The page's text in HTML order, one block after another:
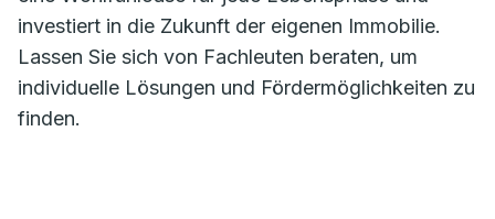
investiert in die Zukunft der eigenen Immobilie.
Lassen Sie sich von Fachleuten beraten, um
individuelle Lösungen und Fördermöglichkeiten zu
finden.